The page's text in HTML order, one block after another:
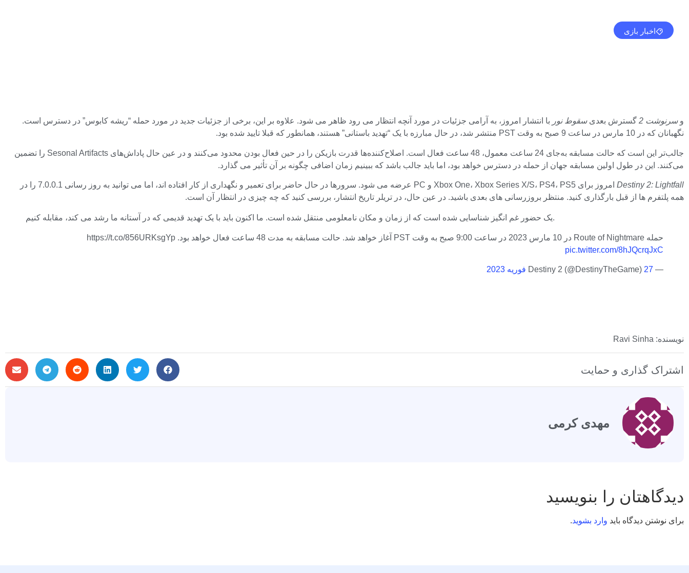
اخبار بازی
و سرنوشت 2 گسترش بعدیسقوط نور با انتشار امروز، به آرامی جزئیات در مورد آنچه انتظار می رود ظاهر می شود. علاوه بر این، برخی از جزئیات جدید در مورد حمله “ریشه کابوس” در دسترس است.
نگهبانان که در 10 مارس در ساعت 9 صبح به وقت PST منتشر شد، در حال مبارزه با یک “تهدید باستانی” هستند، همانطور که قبلا تایید شده بود.
جالب‌تر این است که حالت مسابقه به‌جای 24 ساعت معمول، 48 ساعت فعال است. اصلاح‌کننده‌ها قدرت بازیکن را در حین فعال بودن محدود می‌کنند و در عین حال پاداش‌های Sesonal Artifacts را تضمین
می‌کنند. این در طول اولین مسابقه جهان از حمله در دسترس خواهد بود، اما باید جالب باشد که ببینیم زمان اضافی چگونه بر آن تأثیر می گذارد.
Destiny 2: Lightfall
امروز برای Xbox One، Xbox Series X/S، PS4، PS5 و PC عرضه می شود. سرورها در حال حاضر برای تعمیر و نگهداری از کار افتاده اند، اما می توانید به روز رسانی 7.0.0.1 را در
همه پلتفرم ها از قبل بارگذاری کنید. منتظر بروزرسانی های بعدی باشید. در عین حال، در تریلر تاریخ انتشار، بررسی کنید که چه چیزی در انتظار آن است.
یک حضور غم انگیز شناسایی شده است که از زمان و مکان نامعلومی منتقل شده است. ما اکنون باید با یک تهدید قدیمی که در آستانه ما رشد می کند، مقابله کنیم.
حمله Route of Nightmare در 10 مارس 2023 در ساعت 9:00 صبح به وقت PST آغاز خواهد شد. حالت مسابقه به مدت 48 ساعت فعال خواهد بود. https://t.co/856URKsgYp
pic.twitter.com/8hJQcrqJxC
— Destiny 2 (@DestinyTheGame) 27 فوریه 2023
نویسنده: Ravi Sinha
اشتراک گذاری و حمایت
مهدی کرمی
دیدگاهتان را بنویسید
برای نوشتن دیدگاه باید وارد بشوید.